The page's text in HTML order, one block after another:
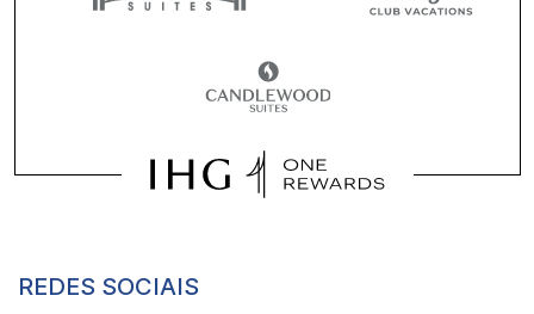
REDES SOCIAIS